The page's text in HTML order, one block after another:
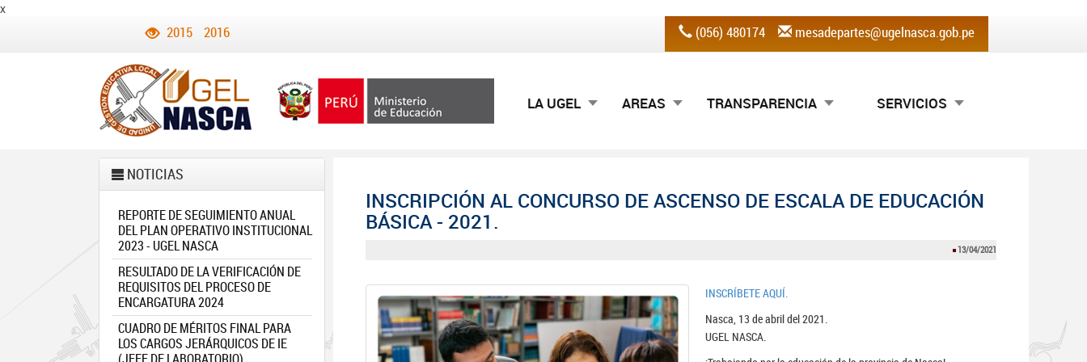
x
2015 2016 (056) 480174 mesadepartes@ugelnasca.gob.pe
LA UGEL AREAS TRANSPARENCIA SERVICIOS
NOTICIAS
REPORTE DE SEGUIMIENTO ANUAL
DEL PLAN OPERATIVO INSTITUCIONAL
2023 - UGEL NASCA
RESULTADO DE LA VERIFICACIÓN DE
REQUISITOS DEL PROCESO DE
ENCARGATURA 2024
CUADRO DE MÉRITOS FINAL PARA
LOS CARGOS JERÁRQUICOS DE IE
INSCRIPCIÓN AL CONCURSO DE ASCENSO DE ESCALA DE EDUCACIÓN
BÁSICA - 2021.
13/04/2021
INSCRÍBETE AQUÍ.
Nasca, 13 de abril del 2021.
UGEL NASCA.